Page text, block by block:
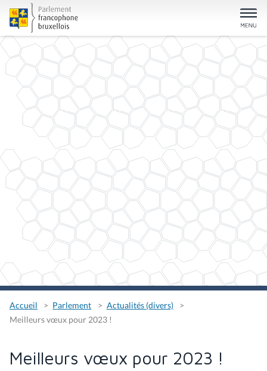
Accueil Parlement
Actualités (divers)
Meilleurs vœux pour 2023 !
Meilleurs vœux pour 2023 !